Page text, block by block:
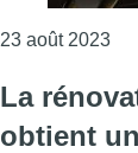
23 août 2023
La
obtient